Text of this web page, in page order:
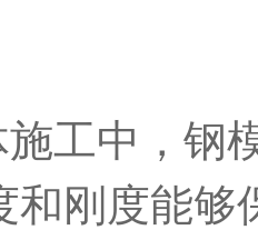
工中，钢
和刚度能够